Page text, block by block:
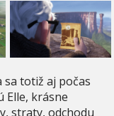
sa totiž aj počas
Elle, krásne
straty, odchodu